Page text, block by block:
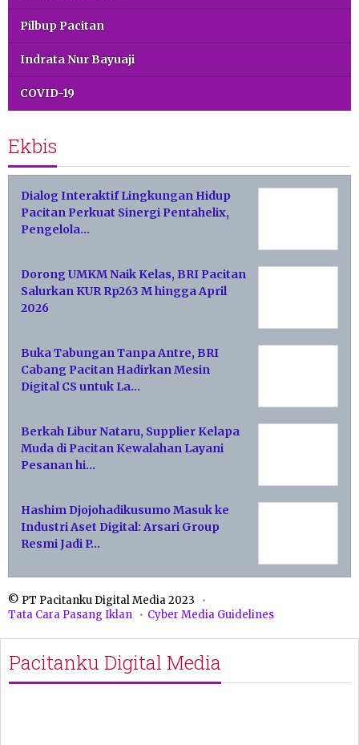
Pilbup Pacitan
Indrata Nur Bayuaji
COVID-19
Ekbis
Dialog Interaktif Lingkungan Hidup
Pacitan Perkuat Sinergi Pentahelix,
Pengelola…
Dorong UMKM Naik Kelas, BRI Pacitan
Salurkan KUR Rp263 M hingga April
2026
Buka Tabungan Tanpa Antre, BRI
Cabang Pacitan Hadirkan Mesin
Digital CS untuk La…
Berkah Libur Nataru, Supplier Kelapa
Muda di Pacitan Kewalahan Layani
Pesanan hi…
Hashim Djojohadikusumo Masuk ke
Industri Aset Digital: Arsari Group
Resmi Jadi P…
© PT Pacitanku Digital Media 2023
Tata Cara Pasang Iklan
Cyber Media Guidelines
Pacitanku Digital Media